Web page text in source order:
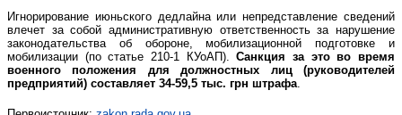
Игнорирование июньского дедлайна или непредставление сведений
влечет за собой административную ответственность за нарушение
законодательства об обороне, мобилизационной подготовке и
мобилизации (по статье 210-1 КУоАП).Санкция за это во время
военного положения для должностных лиц (руководителей
предприятий) составляет 34-59,5 тыс. грн штрафа.